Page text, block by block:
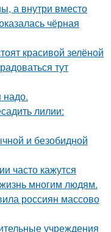
а внутри вместо
чёрная
красивой зелёной
тут
надо.
лилии:
и безобидной
часто кажутся
многим людям.
россиян массово
учреждения